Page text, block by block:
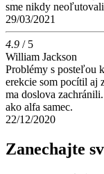
sme nikdy
29/03/2021
4.9 / 5
William Jackson
Problémy s posteľou
erekcie som pocítil aj
ma doslova
ako alfa samec.
22/12/2020
Zanechajte